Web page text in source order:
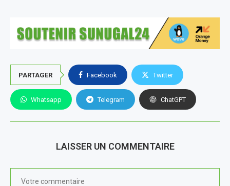
PARTAGER Facebook Twitter
Whatsapp Telegram ChatGPT
LAISSER UN COMMENTAIRE